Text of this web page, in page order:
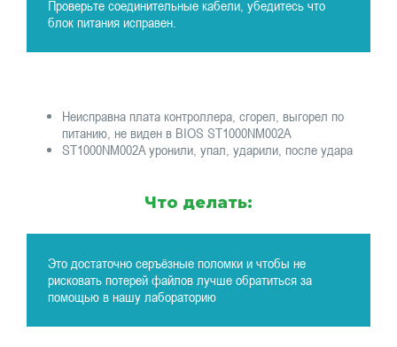
Проверьте соединительные кабели, убедитесь что
блок питания исправен.
Неисправна плата контроллера, сгорел, выгорел по
питанию, не виден в BIOS ST1000NM002A
ST1000NM002A уронили, упал, ударили, после удара
Что делать:
Это достаточно серъёзные поломки и чтобы не
рисковать потерей файлов лучше обратиться за
помощью в нашу лабораторию